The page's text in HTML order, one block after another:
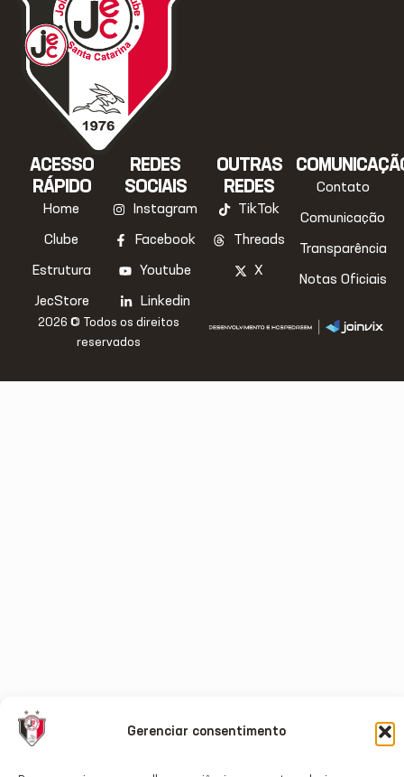
Gerenciar consentimento
ACESSO
RÁPIDO
Home
Clube
Estrutura
JecStore
REDES
SOCIAIS
Instagram
Facebook
Youtube
Linkedin
OUTRAS
REDES
TikTok
Threads
X
Contato
Comunicação
Transparência
Notas Oficiais
2026 © Todos os direitos
reservados